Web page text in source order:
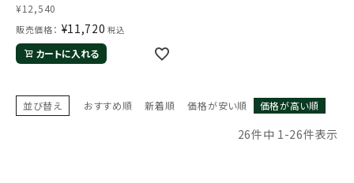
¥12,540
販売価格： ¥11,720 税込
カートに入れる
並び替え おすすめ順 新着順 価格が安い順 価格が高い順
26件中 1-26件表示